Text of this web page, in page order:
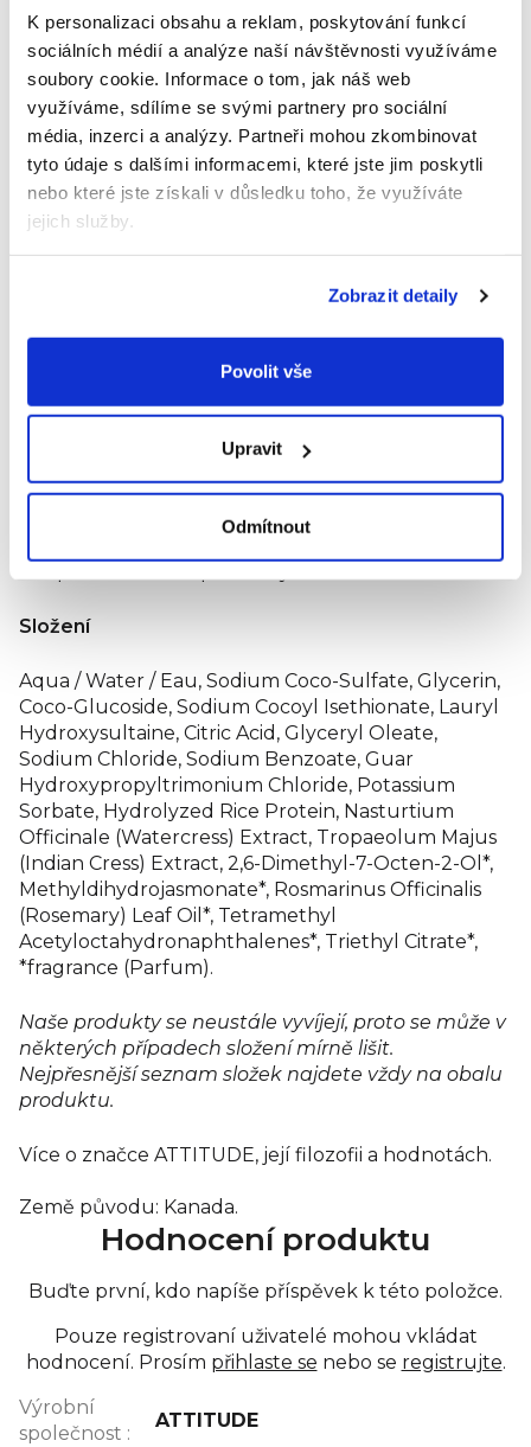
K personalizaci obsahu a reklam, poskytování funkcí
sociálních médií a analýze naší návštěvnosti využíváme
soubory cookie. Informace o tom, jak náš web
využíváme, sdílíme se svými partnery pro sociální
média, inzerci a analýzy. Partneři mohou zkombinovat
tyto údaje s dalšími informacemi, které jste jim poskytli
nebo které jste získali v důsledku toho, že využíváte
jejich služby.
Zobrazit detaily
Povolit vše
Upravit
Odmítnout
Obohacen o rýžový protein a extrakt z
rozmarýnu pro objem vlasů a energii pokožky
hlavy
Recyklovatelná plastová lahev z HDPE
Podmanivá mužná vůně
Dermatologicky testováno
Veganský
Návod pro aplikaci
hlavy a vlasy, jemně vmasírujte a pak opláchněte.
Zabraňte kontaktu s očima. V případě zasažení očí,
důkladně vypláchněte vodou.
Certifikace
transparentní. EWG ("EnvironmentalWorking
Group") je nezávislá organizace, která pomáhá
Složení
Aqua / Water / Eau, Sodium Coco-Sulfate, Glycerin,
Coco-Glucoside, Sodium Cocoyl Isethionate, Lauryl
Hydroxysultaine, Citric Acid, Glyceryl Oleate,
Sodium Chloride, Sodium Benzoate, Guar
Hydroxypropyltrimonium Chloride, Potassium
Sorbate, Hydrolyzed Rice Protein, Nasturtium
Officinale (Watercress) Extract, Tropaeolum Majus
(Indian Cress) Extract, 2,6-Dimethyl-7-Octen-2-Ol*,
Methyldihydrojasmonate*, Rosmarinus Officinalis
(Rosemary) Leaf Oil*, Tetramethyl
Acetyloctahydronaphthalenes*, Triethyl Citrate*,
*fragrance (Parfum).
Naše produkty se neustále vyvíjejí, proto se může v
některých případech složení mírně lišit.
Nejpřesnější seznam složek najdete vždy na obalu
produktu.
Více o značce ATTITUDE, její filozofii a hodnotách.
Země původu: Kanada.
Hodnocení produktu
Buďte první, kdo napíše příspěvek k této položce.
Pouze registrovaní uživatelé mohou vkládat
hodnocení. Prosím přihlaste se nebo se registrujte.
Výrobní
společnost :
ATTITUDE